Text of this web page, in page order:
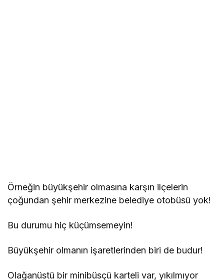
Örneğin büyükşehir olmasına karşın ilçelerin
çoğundan şehir merkezine belediye otobüsü yok!
Bu durumu hiç küçümsemeyin!
Büyükşehir olmanın işaretlerinden biri de budur!
Olağanüstü bir minibüsçü karteli var, yıkılmıyor